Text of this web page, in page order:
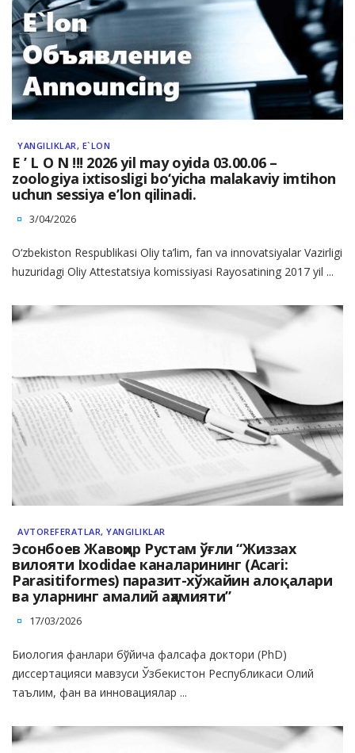
YANGILIKLAR , E`LON
E ’ L O N !!! 2026 yil may oyida 03.00.06 –
zoologiya ixtisosligi bo‘yicha malakaviy imtihon
uchun sessiya e’lon qilinadi.
3/04/2026
O‘zbekiston Respublikasi Oliy ta’lim, fan va innovatsiyalar Vazirligi
huzuridagi Oliy Attestatsiya komissiyasi Rayosatining 2017 yil ...
AVTOREFERATLAR, YANGILIKLAR
Эсонбоев Жавоҳир Рустам ўғли “Жиззах
вилояти Ixodidae каналарининг (Acari:
Parasitiformes) паразит-хўжайин алоқалари
ва уларнинг амалий аҳамияти”
17/03/2026
Биология фанлари бўйича фалсафа доктори (PhD)
диссертацияси мавзуси Ўзбекистон Республикаси Олий
таълим, фан ва инновациялар ...